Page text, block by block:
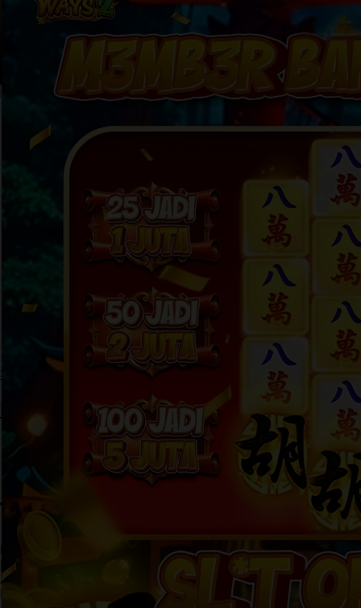
Skip to the beginning of the images gallery
HAHA303 Sensasi Dunia
Hiburan Interaktif dengan
Teknologi Terkini
2369-NIKFB4568796